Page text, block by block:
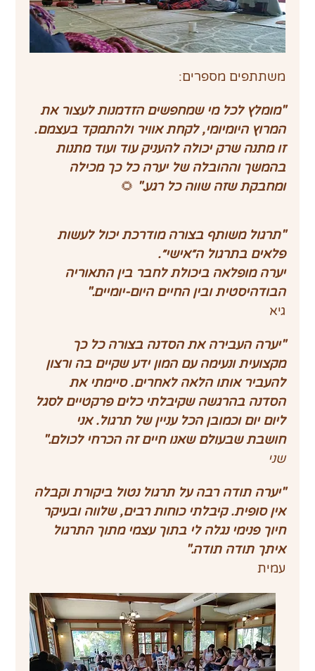
משתתפים מספרים:
"מומלץ לכל מי שמחפשים הזדמנות לעצור את
המרוץ היומיומי, לקחת אוויר ולהתמקד בעצמם.
זו מתנה שרק יכולה להעניק עוד ועוד מתנות
בהמשך וההובלה של יערה כל כך מכילה
ומחבקת שזה שווה כל רגע." 🌻
"תרגול משותף בצורה מודרכת יכול לעשות
פלאים בתרגול ה״אישי״.
יערה מופלאה ביכולת לחבר בין התאוריה
הבודהיסטית ובין החיים היום-יומיים."
גיא
"יערה העבירה את הסדנה בצורה כל כך
מקצועית ונעימה עם המון ידע שקיים בה ורצון
להעביר אותו הלאה לאחרים. סיימתי את
הסדנה בהרגשה שקיבלתי כלים פרקטיים לסגל
ליום יום וכמובן הכל עניין של תרגול. אני
חושבת שבעולם שאנו חיים זה הכרחי לכולם."
שני
"יערה תודה רבה על תרגול נטול ביקורת וקבלה
אין סופית. קיבלתי כוחות רבים, שלווה ובעיקר
חיוך פנימי נגלה לי בתוך עצמי מתוך התרגול
איתך תודה תודה."
עמית